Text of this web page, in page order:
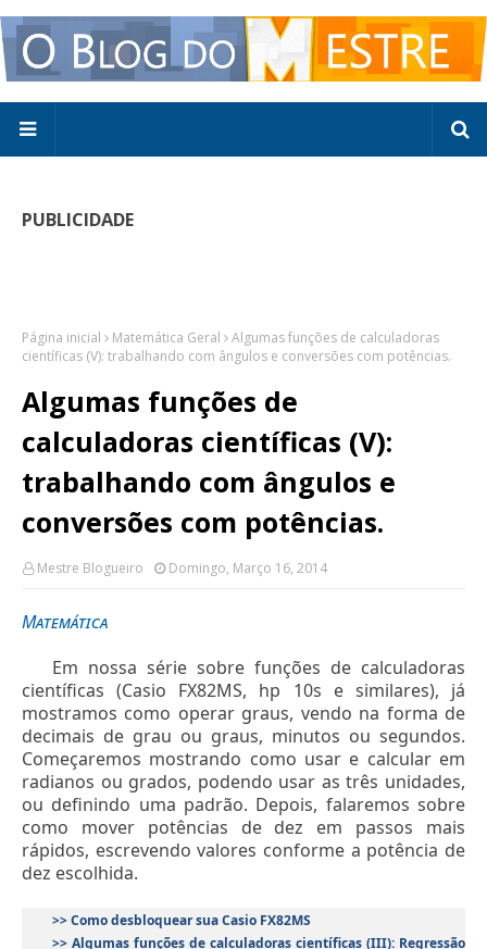
PUBLICIDADE
Página inicial Matemática Geral
Algumas funções de calculadoras
científicas (V): trabalhando com ângulos e conversões com potências.
Algumas funções de
calculadoras científicas (V):
trabalhando com ângulos e
conversões com potências.
Mestre Blogueiro Domingo, Março 16, 2014
Matemática
Em nossa série sobre funções de calculadoras
científicas (Casio FX82MS, hp 10s e similares), já
mostramos como operar graus, vendo na forma de
decimais de grau ou graus, minutos ou segundos.
Começaremos mostrando como usar e calcular em
radianos ou grados, podendo usar as três unidades,
ou definindo uma padrão. Depois, falaremos sobre
como mover potências de dez em passos mais
rápidos, escrevendo valores conforme a potência de
dez escolhida.
>> Como desbloquear sua Casio FX82MS
>> Algumas funções de calculadoras científicas (III): Regressão